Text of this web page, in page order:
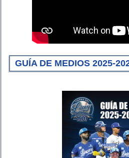
GUÍA DE MEDIOS 2025-